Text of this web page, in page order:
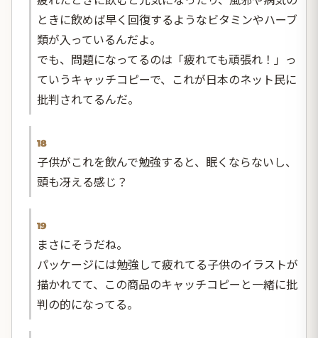
ときに飲めば早く回復するようなビタミンやハーブ
類が入っているんだよ。
でも、問題になってるのは「疲れても頑張れ！」っ
ていうキャッチコピーで、これが日本のネット民に
批判されてるんだ。
18
子供がこれを飲んで勉強すると、眠くならないし、
頭も冴える感じ？
19
まさにそうだね。
パッケージには勉強して疲れてる子供のイラストが
描かれてて、この商品のキャッチコピーと一緒に批
判の的になってる。